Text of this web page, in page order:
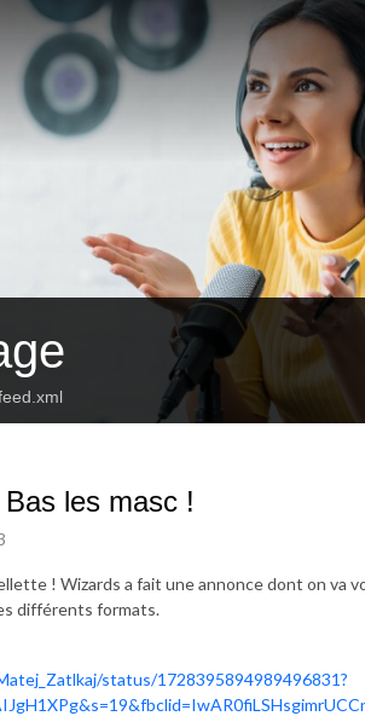
les masc !
! Wizards a fait une annonce dont on va
différents formats.
status/1728395894989496831?